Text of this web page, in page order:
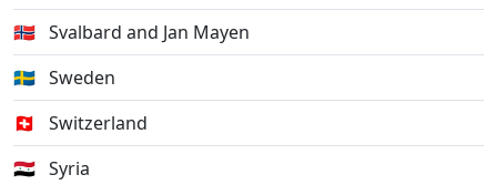
🇸🇯 Svalbard and Jan Mayen
🇸🇪 Sweden
🇨🇭
Switzerland
🇸🇾 Syria